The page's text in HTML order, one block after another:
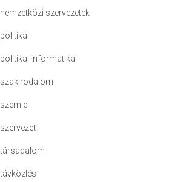
nemzetközi szervezetek
politika
politikai informatika
szakirodalom
szemle
szervezet
társadalom
távközlés